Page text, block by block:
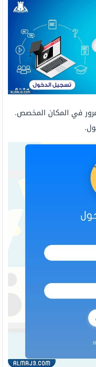
في المكان المخصص.